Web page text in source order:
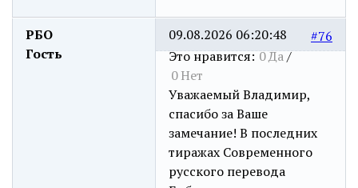
РБО
Гость
#76
Это нравится: 0Да/
0Нет
09.08.2026 06:20:48
Уважаемый Владимир,
спасибо за Ваше
замечание! В последних
тиражах Современного
русского перевода